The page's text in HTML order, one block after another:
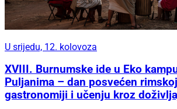
U srijedu, 12. kolovoza
XVIII. Burnumske ide u Eko
Puljanima – dan posvećen
gastronomiji i učenju kroz